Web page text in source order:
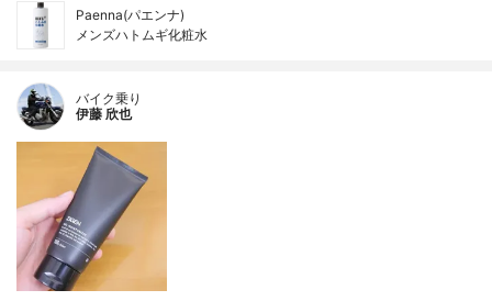
Paenna(パエンナ)
メンズハトムギ化粧水
バイク乗り
伊藤 欣也